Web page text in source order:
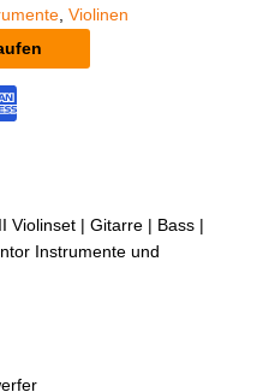
Violinen
| Gitarre | Bass |
Instrumente und